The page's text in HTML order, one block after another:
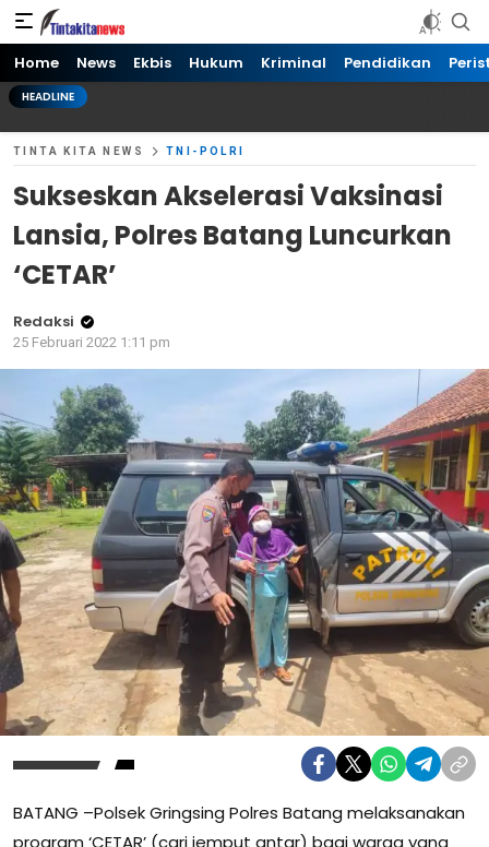
Tinta kita News
Informasi Terkini
Home News Ekbis Hukum Kriminal Pendidikan
HEADLINE
TINTA KITA NEWS TNI-POLRI
Sukseskan Akselerasi Vaksinasi
Lansia, Polres Batang Luncurkan
‘CETAR’
Redaksi
25 Februari 2022 1:11 pm
BATANG –Polsek Gringsing Polres Batang melaksanakan
program ‘CETAR’ (cari jemput antar) bagi warga yang